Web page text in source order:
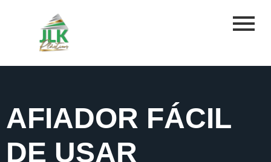
AFIADOR FÁCIL
DE USAR